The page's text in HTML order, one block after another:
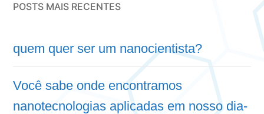
POSTS MAIS RECENTES
quem quer ser um nanocientista?
Você sabe onde encontramos
nanotecnologias aplicadas em nosso dia-